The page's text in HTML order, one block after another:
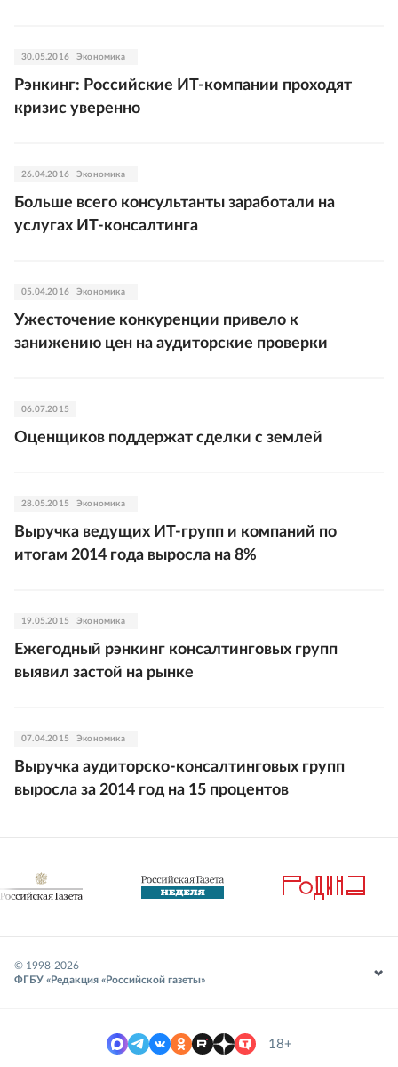
30.05.2016 Экономика
Рэнкинг: Российские ИТ-компании проходят
кризис уверенно
26.04.2016 Экономика
Больше всего консультанты заработали на
услугах ИТ-консалтинга
05.04.2016 Экономика
Ужесточение конкуренции привело к
занижению цен на аудиторские проверки
06.07.2015
Оценщиков поддержат сделки с землей
28.05.2015 Экономика
Выручка ведущих ИТ-групп и компаний по
итогам 2014 года выросла на 8%
19.05.2015 Экономика
Ежегодный рэнкинг консалтинговых групп
выявил застой на рынке
07.04.2015 Экономика
Выручка аудиторско-консалтинговых групп
выросла за 2014 год на 15 процентов
© 1998-2026
ФГБУ «Редакция «Российской газеты»
18+